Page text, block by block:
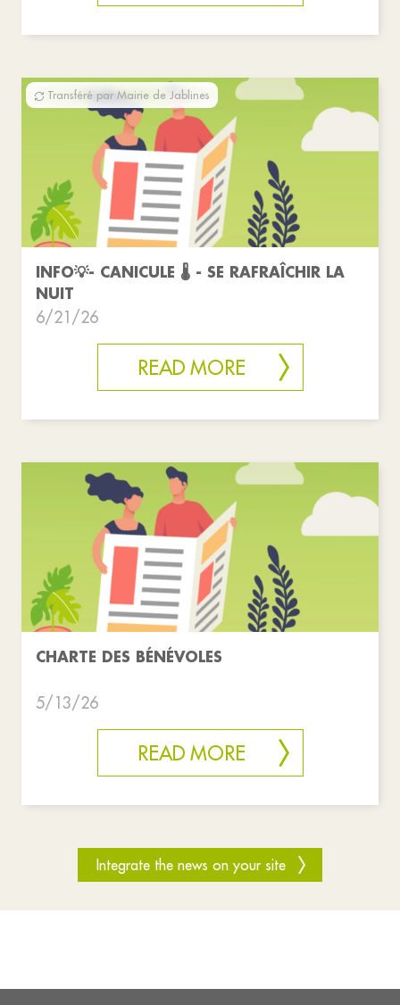
Transféré par Mairie de Jablines
INFO💡- CANICULE 🌡️ - SE RAFRAÎCHIR LA
NUIT
6/21/26
READ MORE
CHARTE DES BÉNÉVOLES
5/13/26
READ MORE
Integrate the news on your site